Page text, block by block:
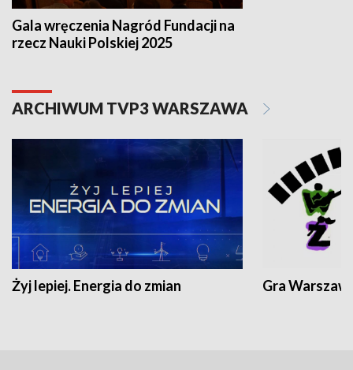
Gala wręczenia Nagród Fundacji na
rzecz Nauki Polskiej 2025
ARCHIWUM TVP3 WARSZAWA
Żyj lepiej. Energia do zmian Gra